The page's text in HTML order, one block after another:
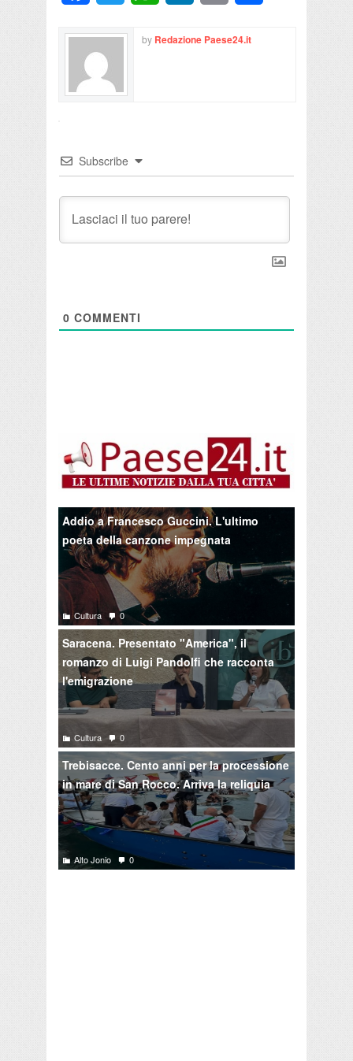
by Redazione Paese24.it
Subscribe
0 COMMENTI
Addio a Francesco Guccini. L'ultimo
poeta della canzone impegnata
Cultura 0
Saracena. Presentato "America", il
romanzo di Luigi Pandolfi che racconta
l'emigrazione
Cultura 0
Trebisacce. Cento anni per la processione
in mare di San Rocco. Arriva la reliquia
Alto Jonio 0